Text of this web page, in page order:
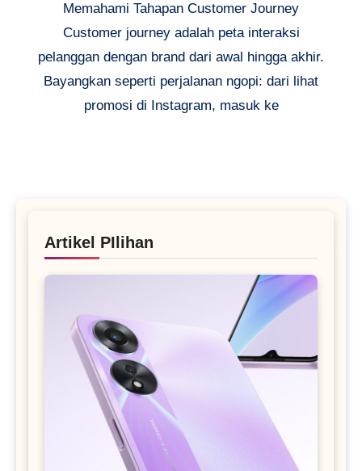
Memahami Tahapan Customer Journey
Customer journey adalah peta interaksi
pelanggan dengan brand dari awal hingga akhir.
Bayangkan seperti perjalanan ngopi: dari lihat
promosi di Instagram, masuk ke
Artikel PIlihan